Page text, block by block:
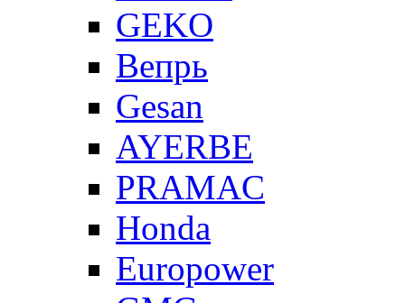
GEKO
Вепрь
Gesan
AYERBE
PRAMAC
Honda
Europower